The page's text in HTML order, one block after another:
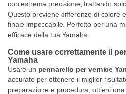
con estrema precisione, trattando
Questo previene differenze di colore
finale impeccabile. Perfetto per una
efficace della tua Yamaha.
Come usare correttamente il
Yamaha
Usare un pennarello per vernice
accurato per ottenere il miglior
preparazione e procedura, ottieni una